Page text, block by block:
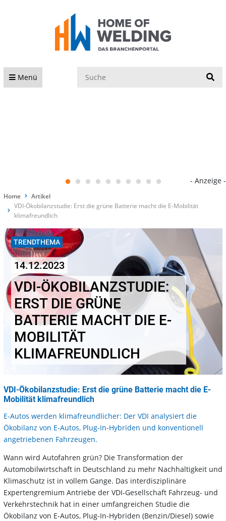
Menü
- Anzeige -
Home
Artikel
VDI-Ökobilanzstudie: Erst die grüne Batterie macht die E-Mobilität
klimafreundlich
TRENDTHEMA
14.12.2023
VDI-ÖKOBILANZSTUDIE:
ERST DIE GRÜNE
BATTERIE MACHT DIE E-
MOBILITÄT
KLIMAFREUNDLICH
VDI-Ökobilanzstudie: Erst die grüne Batterie macht die E-
Mobilität klimafreundlich
E-Autos werden klimafreundlicher: Der VDI analysiert die
Ökobilanz von E-Autos, Plug-In-Hybriden und konventionell
angetriebenen Fahrzeugen.
Wann wird Autofahren grün? Die Transformation der
Automobilwirtschaft in Deutschland zu mehr Nachhaltigkeit und
Klimaschutz ist in vollem Gange. Das interdisziplinäre
Expertengremium Antriebe der VDI-Gesellschaft Fahrzeug- und
Verkehrstechnik hat in einer umfangreichen Studie die
Ökobilanz von E-Autos, Plug-In-Hybriden (Benzin/Diesel) sowie